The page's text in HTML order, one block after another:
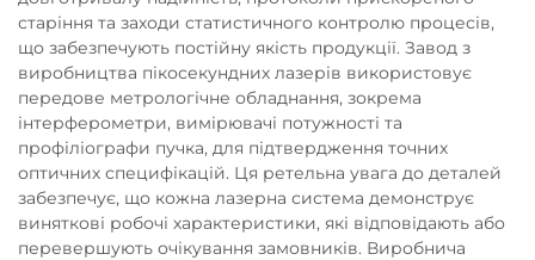
старіння та заходи статистичного контролю процесів,
що забезпечують постійну якість продукції. Завод з
виробництва пікосекундних лазерів використовує
передове метрологічне обладнання, зокрема
інтерферометри, вимірювачі потужності та
профіліографи пучка, для підтвердження точних
оптичних специфікацій. Ця ретельна увага до деталей
забезпечує, що кожна лазерна система демонструє
виняткові робочі характеристики, які відповідають або
перевершують очікування замовників. Виробнича